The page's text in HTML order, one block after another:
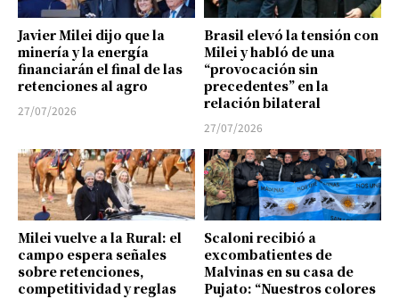
Javier Milei dijo que la
minería y la energía
financiarán el final de las
retenciones al agro
27/07/2026
Brasil elevó la tensión con
Milei y habló de una
“provocación sin
precedentes” en la
relación bilateral
27/07/2026
Milei vuelve a la Rural: el
campo espera señales
sobre retenciones,
competitividad y reglas
Scaloni recibió a
excombatientes de
Malvinas en su casa de
Pujato: “Nuestros colores